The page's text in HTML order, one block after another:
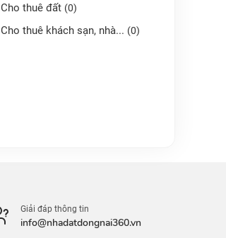
Cho thuê đất (0)
Cho thuê khách sạn, nhà... (0)
Giải đáp thông tin
info@nhadatdongnai360.vn